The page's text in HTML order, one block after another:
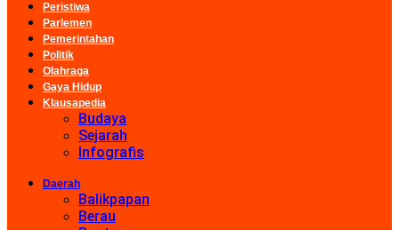
Peristiwa
Parlemen
Pemerintahan
Politik
Olahraga
Gaya Hidup
Klausapedia
Budaya
Sejarah
Infografis
Daerah
Balikpapan
Berau